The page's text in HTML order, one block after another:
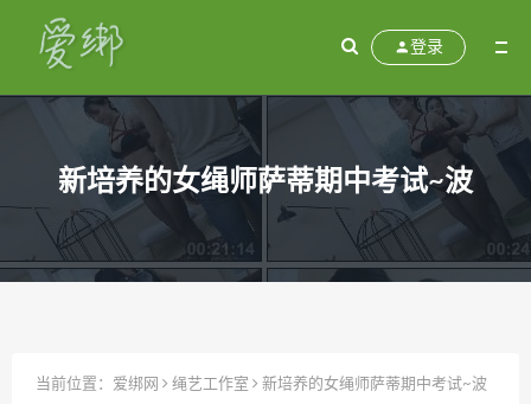
登录
新培养的女绳师萨蒂期中考试~波
当前位置： 爱绑网 绳艺工作室 新培养的女绳师萨蒂期中考试~波